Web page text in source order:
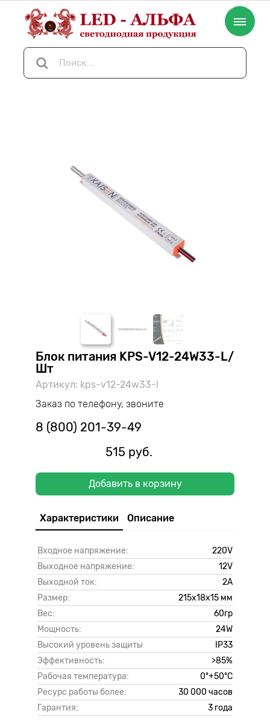
Блок питания KPS-V12-24W33-L/
Шт
Артикул: kps-v12-24w33-l
515 руб.
Добавить в корзину
Заказ по телефону, звоните
8 (800) 201-39-49
Характеристики Описание
Входное напряжение:
220V
Выходное напряжение:
12V
Выходной ток:
2А
Размер:
215x18x15 мм
Вес:
60гр
Мощность:
24W
Высокий уровень защиты
IP33
Эффективность:
>85%
Рабочая температура:
0º+50ºC
Ресурс работы более:
30 000 часов
Гарантия:
3 года